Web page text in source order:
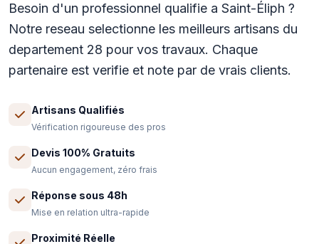
Besoin d'un professionnel qualifie a Saint-Éliph ?
Notre reseau selectionne les meilleurs artisans du
departement 28 pour vos travaux. Chaque
partenaire est verifie et note par de vrais clients.
Artisans Qualifiés
Vérification rigoureuse des pros
Devis 100% Gratuits
Aucun engagement, zéro frais
Réponse sous 48h
Mise en relation ultra-rapide
Proximité Réelle